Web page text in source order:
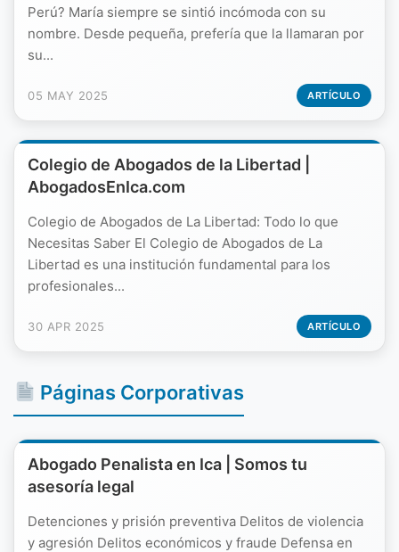
Perú? María siempre se sintió incómoda con su
nombre. Desde pequeña, prefería que la llamaran por
su...
05 MAY 2025 ARTÍCULO
Colegio de Abogados de la Libertad |
AbogadosEnIca.com
Colegio de Abogados de La Libertad: Todo lo que
Necesitas Saber El Colegio de Abogados de La
Libertad es una institución fundamental para los
profesionales...
30 APR 2025 ARTÍCULO
Páginas Corporativas
Abogado Penalista en Ica | Somos tu
asesoría legal
Detenciones y prisión preventiva Delitos de violencia
y agresión Delitos económicos y fraude Defensa en